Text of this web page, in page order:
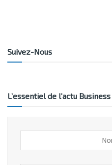
Suivez-Nous
L’essentiel de l’actu